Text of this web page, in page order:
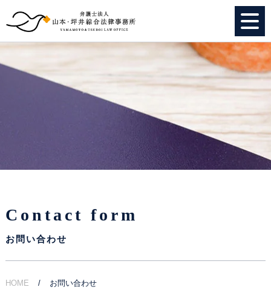
個人のお客様
Contact form
お問い合わせ
HOME お問い合わせ